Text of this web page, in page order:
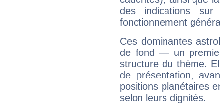
des indications sur
fonctionnement
Ces dominantes
de fond — un
structure du thème.
de présentation,
positions planétaires
selon leurs dignités.